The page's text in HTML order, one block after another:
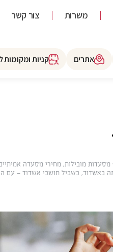
משרות צור קשר
אתרים קניות ומקומות